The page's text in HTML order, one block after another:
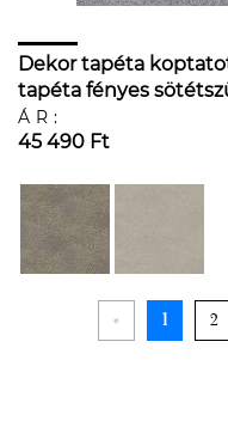
Dekor tapéta
tapéta fényes
ÁR:
45 490 Ft
« 1 2